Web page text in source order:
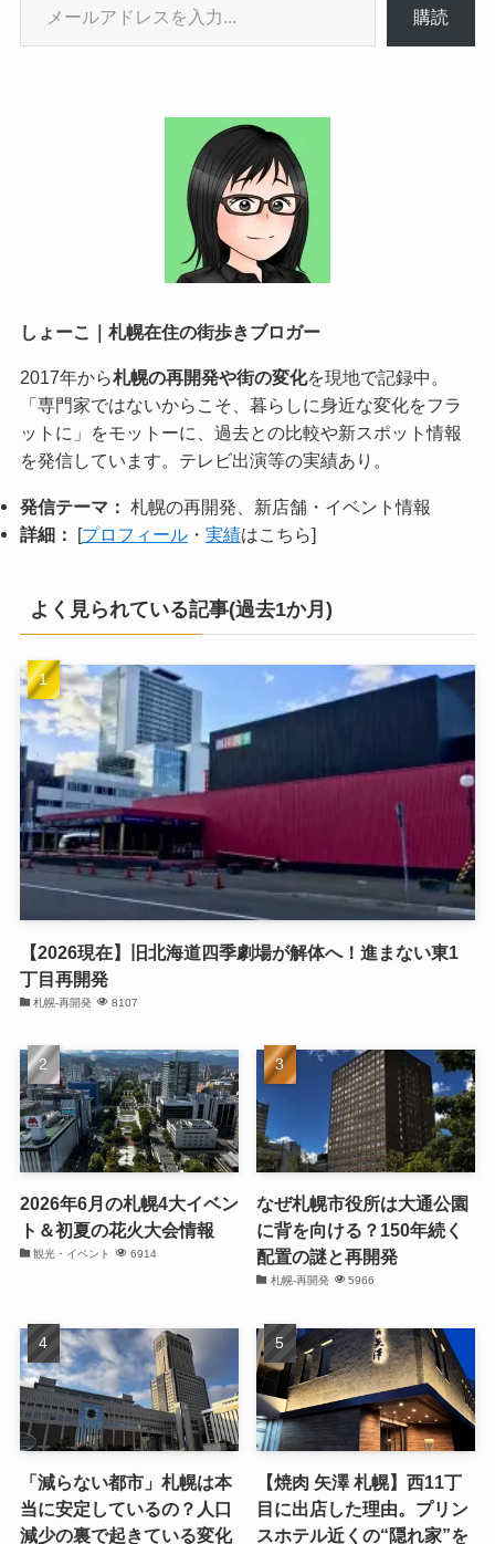
購読
しょーこ｜札幌在住の街歩きブロガー
2017年から札幌の再開発や街の変化を現地で記録中。
「専門家ではないからこそ、暮らしに身近な変化をフラ
ットに」をモットーに、過去との比較や新スポット情報
を発信しています。テレビ出演等の実績あり。
発信テーマ： 札幌の再開発、新店舗・イベント情報
詳細：
[プロフィール・ 実績はこちら]
よく見られている記事(過去1か月)
【2026現在】旧北海道四季劇場が解体へ！進まない東1
丁目再開発
札幌-再開発 8107
2026年6月の札幌4大イベン
ト＆初夏の花火大会情報
観光・イベント 6914
なぜ札幌市役所は大通公園
に背を向ける？150年続く
配置の謎と再開発
札幌-再開発 5966
「減らない都市」札幌は本
当に安定しているの？人口
減少の裏で起きている変化
【焼肉 矢澤 札幌】西11丁
目に出店した理由。プリン
スホテル近くの“隠れ家”を